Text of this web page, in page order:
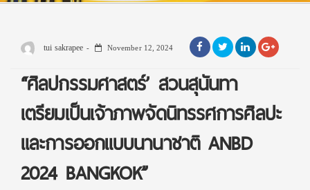
tui sakrapee November 12, 2024
“ศิลปกรรมศาสตร์’ สวนสุนันทา
เตรียมเป็นเจ้าภาพจัดนิทรรศการศิลปะ
และการออกแบบนานาชาติ ANBD
2024 BANGKOK”